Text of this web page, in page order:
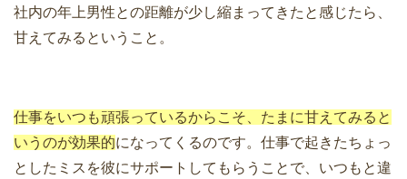
社内の年上男性との距離が少し縮まってきたと感じたら、
甘えてみるということ。
仕事をいつも頑張っているからこそ、たまに甘えてみると
いうのが効果的になってくるのです。仕事で起きたちょっ
としたミスを彼にサポートしてもらうことで、いつもと違